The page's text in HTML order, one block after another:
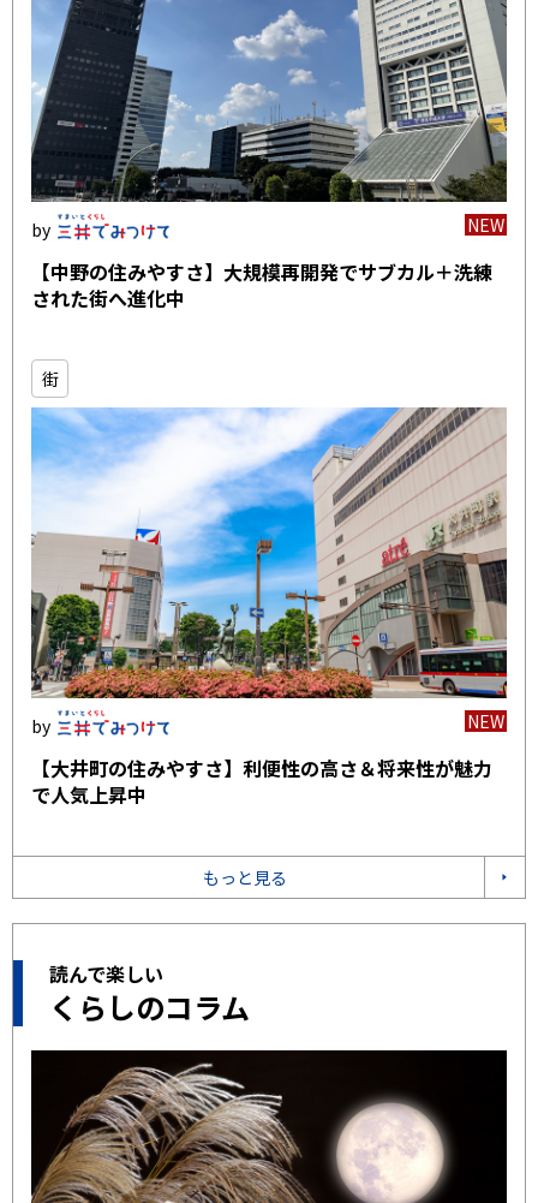
NEW
【中野の住みやすさ】大規模再開発でサブカル＋洗練
された街へ進化中
街
NEW
【大井町の住みやすさ】利便性の高さ＆将来性が魅力
で人気上昇中
もっと見る
読んで楽しい
くらしのコラム